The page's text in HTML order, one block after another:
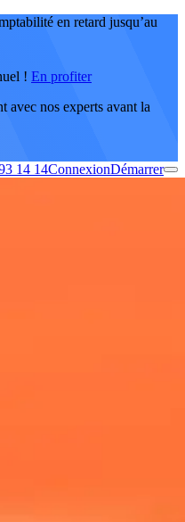
en retard jusqu’au
! En profiter
avec nos experts avant la
14 14ConnexionDémarrer